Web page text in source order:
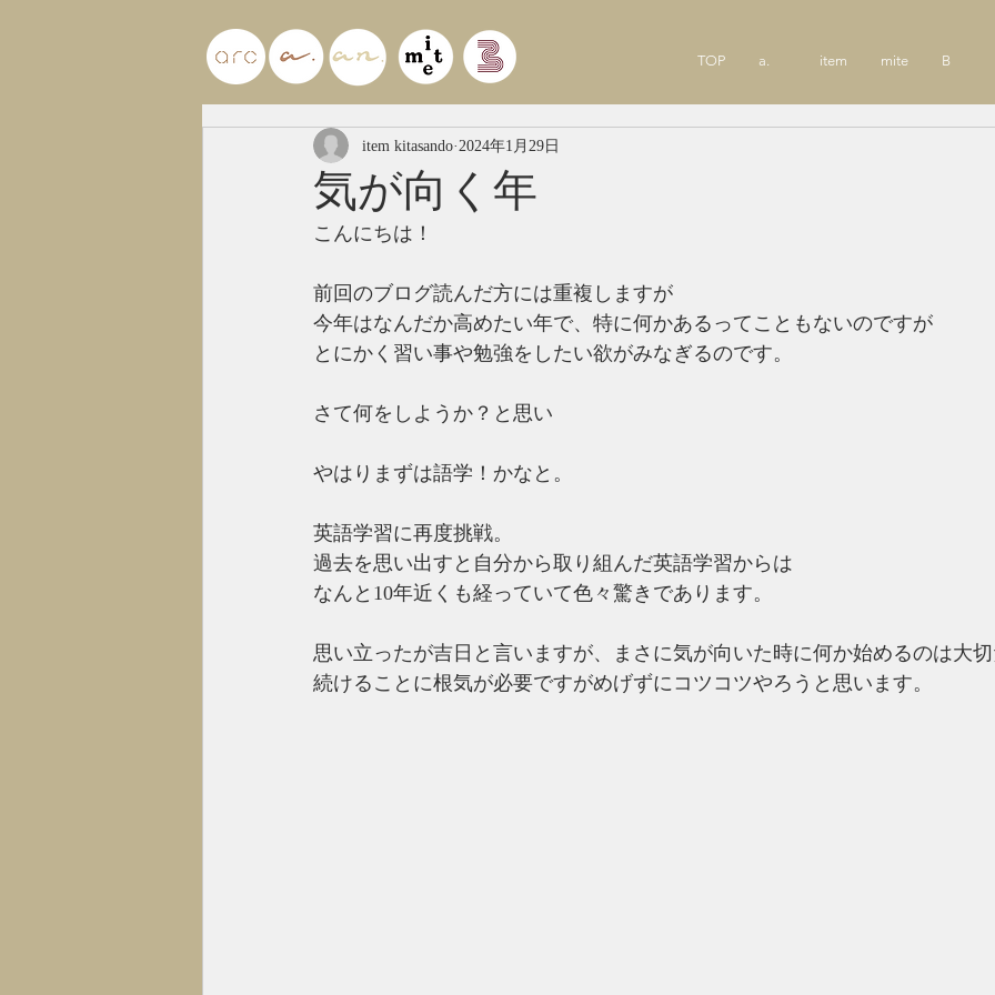
TOP a. item mite B
気が向く年
item kitasando 2024年1月29日
こんにちは！
前回のブログ読んだ方には重複しますが
今年はなんだか高めたい年で、特に何かあるってこともないのですが
とにかく習い事や勉強をしたい欲がみなぎるのです。
さて何をしようか？と思い
やはりまずは語学！かなと。
英語学習に再度挑戦。
過去を思い出すと自分から取り組んだ英語学習からは
なんと10年近くも経っていて色々驚きであります。
思い立ったが吉日と言いますが、まさに気が向いた時に何か始めるのは大
続けることに根気が必要ですがめげずにコツコツやろうと思います。